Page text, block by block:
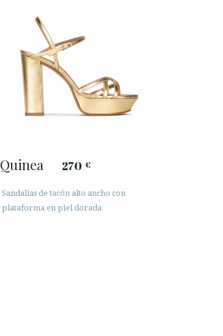
Quinea 270 €
Sandalias de tacón alto ancho con
plataforma en piel dorada